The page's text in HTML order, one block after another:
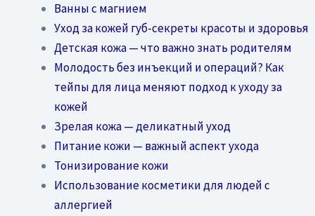
Ванны с магнием
Уход за кожей губ-секреты красоты и здоровья
Детская кожа — что важно знать родителям
Молодость без инъекций и операций? Как
тейпы для лица меняют подход к уходу за
кожей
Зрелая кожа — деликатный уход
Питание кожи — важный аспект ухода
Тонизирование кожи
Использование косметики для людей с
аллергией